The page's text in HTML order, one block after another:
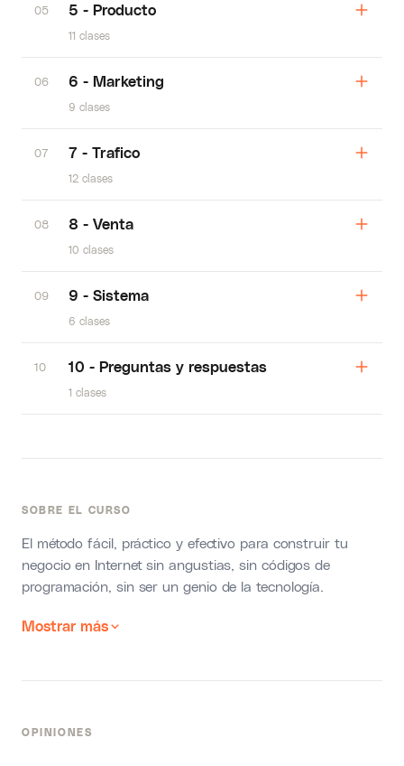
SOBRE EL CURSO
El método fácil, práctico y efectivo para construir tu
negocio en Internet sin angustias, sin códigos de
programación, sin ser un genio de la tecnología.
Mostrar más
05 5 - Producto
11 clases
06 6 - Marketing
9 clases
07 7 - Trafico
12 clases
08 8 - Venta
10 clases
09 9 - Sistema
6 clases
10 10 - Preguntas y respuestas
1 clases
OPINIONES